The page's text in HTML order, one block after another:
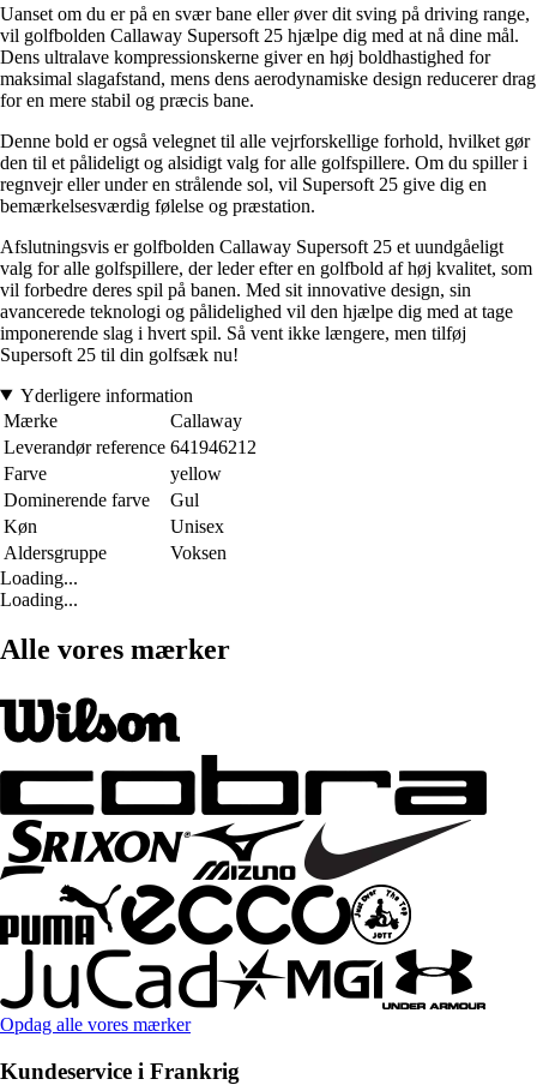
Uanset om du er på en svær bane eller øver dit sving på driving range,
vil golfbolden Callaway Supersoft 25 hjælpe dig med at nå dine mål.
Dens ultralave kompressionskerne giver en høj boldhastighed for
maksimal slagafstand, mens dens aerodynamiske design reducerer drag
for en mere stabil og præcis bane.
Denne bold er også velegnet til alle vejrforskellige forhold, hvilket gør
den til et pålideligt og alsidigt valg for alle golfspillere. Om du spiller i
regnvejr eller under en strålende sol, vil Supersoft 25 give dig en
bemærkelsesværdig følelse og præstation.
Afslutningsvis er golfbolden Callaway Supersoft 25 et uundgåeligt
valg for alle golfspillere, der leder efter en golfbold af høj kvalitet, som
vil forbedre deres spil på banen. Med sit innovative design, sin
avancerede teknologi og pålidelighed vil den hjælpe dig med at tage
imponerende slag i hvert spil. Så vent ikke længere, men tilføj
Supersoft 25 til din golfsæk nu!
Yderligere information
Mærke
Callaway
Leverandør reference 641946212
Farve
yellow
Dominerende farve
Gul
Køn
Unisex
Aldersgruppe
Voksen
Loading...
Loading...
Alle vores mærker
Opdag alle vores mærker
Kundeservice i Frankrig